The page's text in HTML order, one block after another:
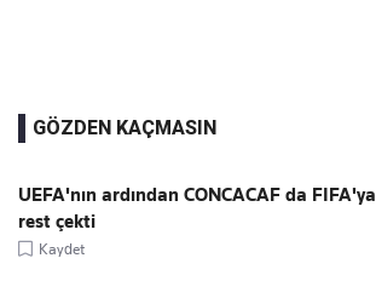
GÖZDEN KAÇMASIN
UEFA'nın ardından CONCACAF da FIFA'ya
rest çekti
Kaydet